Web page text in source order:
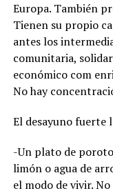
Europa. También
Tienen su propio
antes los
comunitaria,
económico com
No hay
El desayuno fuerte
-Un plato de
limón o agua de
el modo de vivir.